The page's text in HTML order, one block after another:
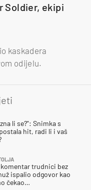
Soldier, ekipi
kaskadera
odijelu.
li se?": Snimka s
hit, radi li i vaš
trudnici bez
ispalio odgovor kao
čekao…